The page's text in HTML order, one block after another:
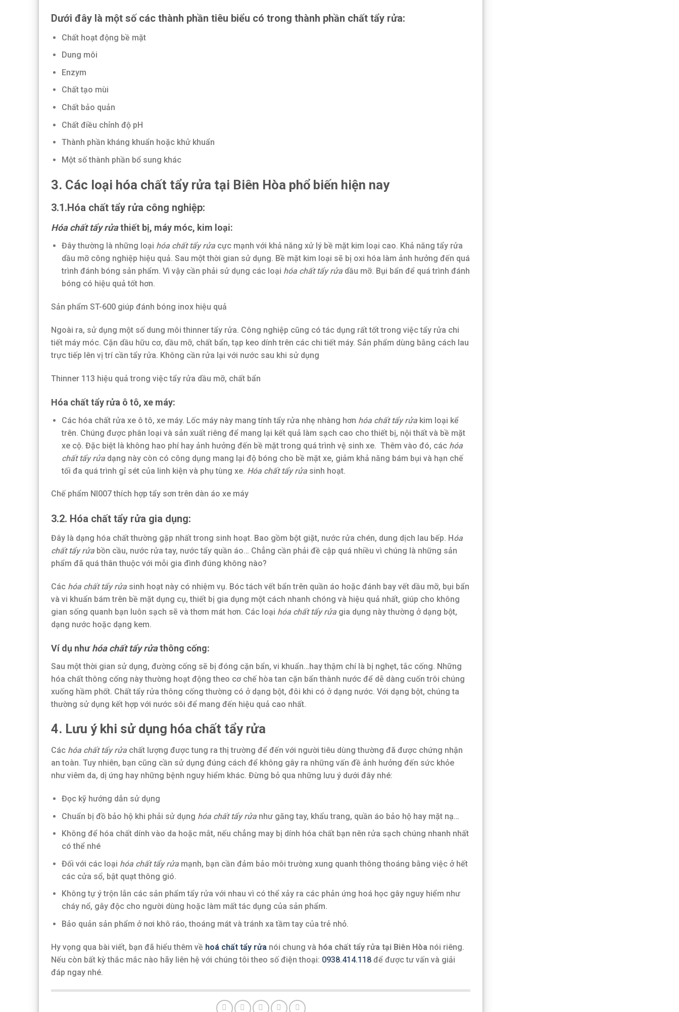
Dưới đây là một số các thành phần tiêu biểu có trong thành phần chất tẩy rửa:
Chất hoạt động bề mặt
Dung môi
Enzym
Chất tạo mùi
Chất bảo quản
Chất điều chỉnh độ pH
Thành phần kháng khuẩn hoặc khử khuẩn
Một số thành phần bổ sung khác
3. Các loại hóa chất tẩy rửa tại Biên Hòa phổ biến hiện nay
3.1.Hóa chất tẩy rửa công nghiệp:
Hóa chất tẩy rửathiết bị, máy móc, kim loại:
Đây thường là những loại hóa chất tẩy rửacực mạnh với khả năng xử lý bề mặt kim loại cao. Khả năng tẩy rửa
dầu mỡ công nghiệp hiệu quả. Sau một thời gian sử dụng. Bề mặt kim loại sẽ bị oxi hóa làm ảnh hưởng đến quá
trình đánh bóng sản phẩm. Vì vậy cần phải sử dụng các loại hóa chất tẩy rửadầu mỡ. Bụi bẩn để quá trình đánh
bóng có hiệu quả tốt hơn.
Sản phẩm ST-600 giúp đánh bóng inox hiệu quả
Ngoài ra, sử dụng một số dung môi thinner tẩy rửa. Công nghiệp cũng có tác dụng rất tốt trong việc tẩy rửa chi
tiết máy móc. Cặn dầu hữu cơ, dầu mỡ, chất bẩn, tạp keo dính trên các chi tiết máy. Sản phẩm dùng bằng cách lau
trực tiếp lên vị trí cần tẩy rửa. Không cần rửa lại với nước sau khi sử dụng
Thinner 113 hiệu quả trong việc tẩy rửa dầu mỡ, chất bẩn
Hóa chất tẩy rửa ô tô, xe máy:
Các hóa chất rửa xe ô tô, xe máy. Lốc máy này mang tính tẩy rửa nhẹ nhàng hơn hóa chất tẩy rửakim loại kể
trên. Chúng được phân loại và sản xuất riêng để mang lại kết quả làm sạch cao cho thiết bị, nội thất và bề mặt
xe cộ. Đặc biệt là không hao phí hay ảnh hưởng đến bề mặt trong quá trình vệ sinh xe. Thêm vào đó, các hóa
chất tẩy rửadạng này còn có công dụng mang lại độ bóng cho bề mặt xe, giảm khả năng bám bụi và hạn chế
tối đa quá trình gỉ sét của linh kiện và phụ tùng xe. Hóa chất tẩy rửasinh hoạt.
Chế phẩm NI007 thích hợp tẩy sơn trên dàn áo xe máy
3.2. Hóa chất tẩy rửa gia dụng:
Đây là dạng hóa chất thường gặp nhất trong sinh hoạt. Bao gồm bột giặt, nước rửa chén, dung dịch lau bếp. Hóa
chất tẩy rửa bồn cầu, nước rửa tay, nước tẩy quần áo… Chẳng cần phải đề cập quá nhiều vì chúng là những sản
phẩm đã quá thân thuộc với mỗi gia đình đúng không nào?
Các hóa chất tẩy rửa sinh hoạt này có nhiệm vụ. Bóc tách vết bẩn trên quần áo hoặc đánh bay vết dầu mỡ, bụi bẩn
và vi khuẩn bám trên bề mặt dụng cụ, thiết bị gia dụng một cách nhanh chóng và hiệu quả nhất, giúp cho không
gian sống quanh bạn luôn sạch sẽ và thơm mát hơn. Các loại hóa chất tẩy rửa gia dụng này thường ở dạng bột,
dạng nước hoặc dạng kem.
Ví dụ nhưhóa chất tẩy rửathông cống:
Sau một thời gian sử dụng, đường cống sẽ bị đóng cặn bẩn, vi khuẩn…hay thậm chí là bị nghẹt, tắc cống. Những
hóa chất thông cống này thường hoạt động theo cơ chế hòa tan cặn bẩn thành nước để dễ dàng cuốn trôi chúng
xuống hầm phốt. Chất tẩy rửa thông cống thường có ở dạng bột, đôi khi có ở dạng nước. Với dạng bột, chúng ta
thường sử dụng kết hợp với nước sôi để mang đến hiệu quả cao nhất.
4. Lưu ý khi sử dụng hóa chất tẩy rửa
Các hóa chất tẩy rửa chất lượng được tung ra thị trường để đến với người tiêu dùng thường đã được chứng nhận
an toàn. Tuy nhiên, bạn cũng cần sử dụng đúng cách để không gây ra những vấn đề ảnh hưởng đến sức khỏe
như viêm da, dị ứng hay những bệnh nguy hiểm khác. Đừng bỏ qua những lưu ý dưới đây nhé:
Đọc kỹ hướng dẫn sử dụng
Chuẩn bị đồ bảo hộ khi phải sử dụng hóa chất tẩy rửanhư găng tay, khẩu trang, quần áo bảo hộ hay mặt nạ…
Không để hóa chất dính vào da hoặc mắt, nếu chẳng may bị dính hóa chất bạn nên rửa sạch chúng nhanh nhất
có thể nhé
Đối với các loại hóa chất tẩy rửamạnh, bạn cần đảm bảo môi trường xung quanh thông thoáng bằng việc ở hết
các cửa sổ, bật quạt thông gió.
Không tự ý trộn lẫn các sản phẩm tẩy rửa với nhau vì có thể xảy ra các phản ứng hoá học gây nguy hiểm như
cháy nổ, gây độc cho người dùng hoặc làm mất tác dụng của sản phẩm.
Bảo quản sản phẩm ở nơi khô ráo, thoáng mát và tránh xa tầm tay của trẻ nhỏ.
Hy vọng qua bài viết, bạn đã hiểu thêm về hoá chất tẩy rửa nói chung và hóa chất tẩy rửa tại Biên Hòa nói riêng.
Nếu còn bất kỳ thắc mắc nào hãy liên hệ với chúng tôi theo số điện thoại: 0938.414.118 để được tư vấn và giải
đáp ngay nhé.